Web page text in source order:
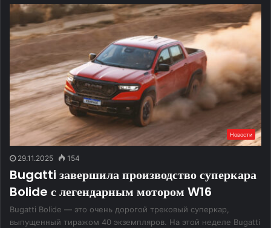
Новости
29.11.2025 154
Bugatti завершила производство суперкара
Bolide с легендарным мотором W16
Bugatti Bolide — это очень дорогой трековый суперкар,
выпущенный тиражом 40 экземпляров. На этой неделе Bugatti